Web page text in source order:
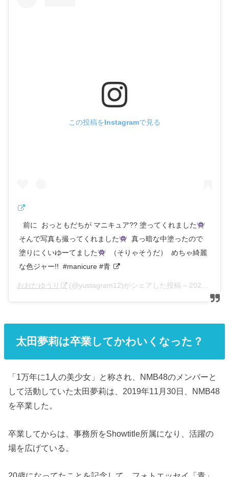
この投稿をInstagramで見る
  前に  おっともだちが マニキュア?? 塗ってくれました
そんで写真も撮ってくれました
 真っ暗な中塗ったので
塗りにくいゆーてました
 （そりゃそうだ）  めちゃ綺麗
な色ジャー!!  #manicure #青 
おおたゆうり (@yustagram12)がシェアした投稿 – 2020年 4月月8日午前3時37分PDT
太田夢莉は卒業してかわいくなった？
「1万年に1人の美少女」と称され、NMB48のメンバーと
して活動していた太田夢莉は、2019年11月30日、NMB48
を卒業した。
卒業してからは、事務所をShowtitle所属になり、活躍の
場を広げている。